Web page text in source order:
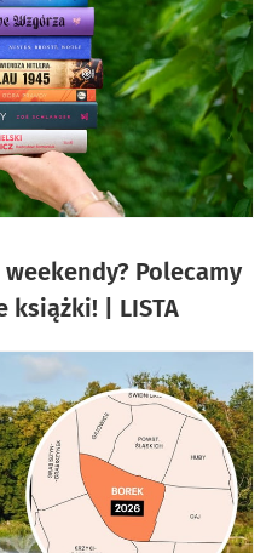
Polecamy
książki! | LISTA